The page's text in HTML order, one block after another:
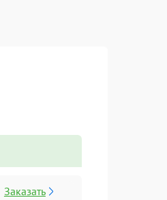
Заказать